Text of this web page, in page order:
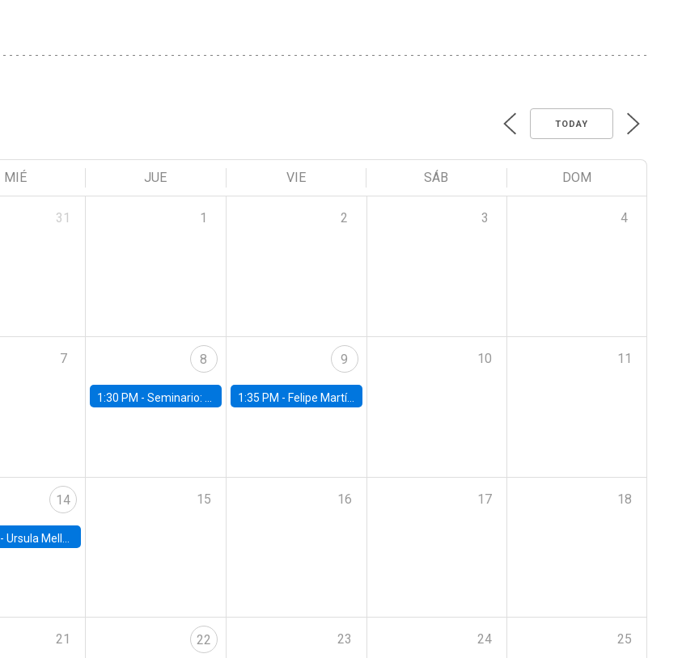
TODAY
MIÉ JUE VIE SÁB DOM
31 1 2 3 4
7 8
1:30 PM -Seminario: “Recuperando la humanidad para progresar en la era de la IA»
9
1:35 PM - Felipe Martínez, alumno Doctorado en Economía UC
10 11
14
-Ursula Mello, Insper - Institute of Education and Research
15 16 17 18
21 22 23 24 25